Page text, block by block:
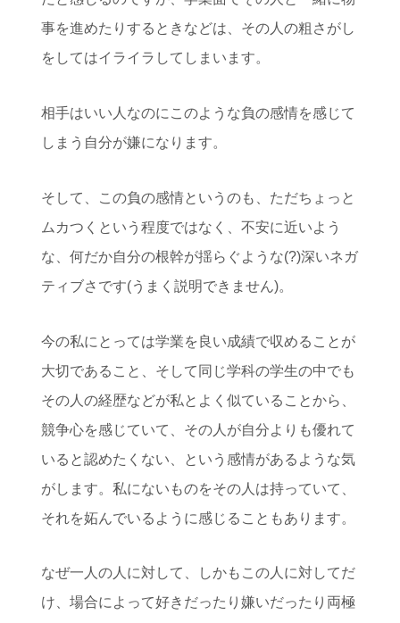
事を進めたりするときなどは、その人の粗さがし
をしてはイライラしてしまいます。
相手はいい人なのにこのような負の感情を感じて
しまう自分が嫌になります。
そして、この負の感情というのも、ただちょっと
ムカつくという程度ではなく、不安に近いよう
な、何だか自分の根幹が揺らぐような(?)深いネガ
ティブさです(うまく説明できません)。
今の私にとっては学業を良い成績で収めることが
大切であること、そして同じ学科の学生の中でも
その人の経歴などが私とよく似ていることから、
競争心を感じていて、その人が自分よりも優れて
いると認めたくない、という感情があるような気
がします。私にないものをその人は持っていて、
それを妬んでいるように感じることもあります。
なぜ一人の人に対して、しかもこの人に対してだ
け、場合によって好きだったり嫌いだったり両極